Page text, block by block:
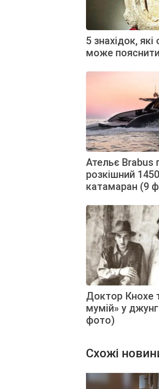
5 знахідок,
може
Ательє Brabus
розкішний
катамаран (9
Доктор Кнохе
мумій» у
фото)
Схожі